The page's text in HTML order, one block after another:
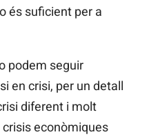
és suficient per a
podem seguir
en crisi, per un detall
diferent i molt
econòmiques